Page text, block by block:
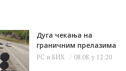
Дуга чекања на
граничним прелазима
РС и БИХ 08.08. у 12:20